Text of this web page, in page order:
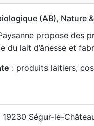
(AB), Nature
propose des
du lait d’ânesse et
: produits laitiers,
Ségur-le-